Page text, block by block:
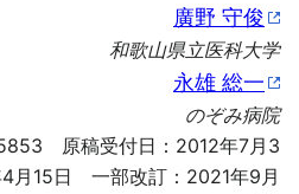
廣野 守俊
和歌山県立医科大学
永雄 総一
のぞみ病院
原稿受付日：2012年7月3
月15日 一部改訂：2021年9月